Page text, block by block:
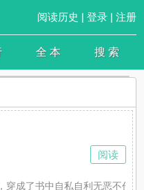
阅读历史 | 登录| 注册
全 本 搜 索
穿成了书中自私自利无恶不作
阅读